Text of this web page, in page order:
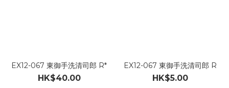
EX12-067 東御手洗清司郎 R*
HK$40.00
EX12-067 東御手洗清司郎 R
HK$5.00